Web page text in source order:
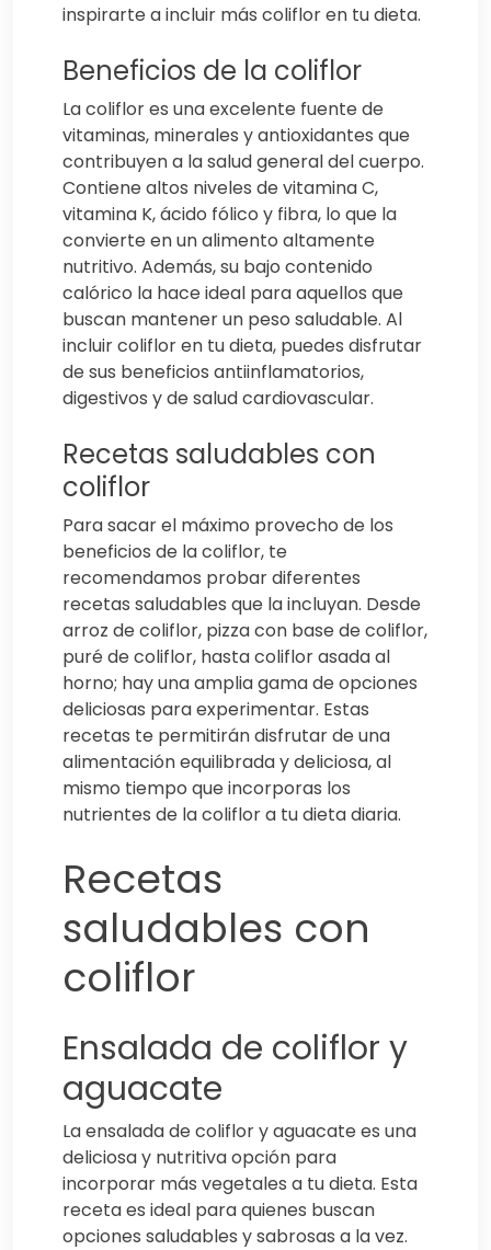
inspirarte a incluir más coliflor en tu dieta.
Beneficios de la coliflor
La coliflor es una excelente fuente de
vitaminas, minerales y antioxidantes que
contribuyen a la salud general del cuerpo.
Contiene altos niveles de vitamina C,
vitamina K, ácido fólico y fibra, lo que la
convierte en un alimento altamente
nutritivo. Además, su bajo contenido
calórico la hace ideal para aquellos que
buscan mantener un peso saludable. Al
incluir coliflor en tu dieta, puedes disfrutar
de sus beneficios antiinflamatorios,
digestivos y de salud cardiovascular.
Recetas saludables con
coliflor
Para sacar el máximo provecho de los
beneficios de la coliflor, te
recomendamos probar diferentes
recetas saludables que la incluyan. Desde
arroz de coliflor, pizza con base de coliflor,
puré de coliflor, hasta coliflor asada al
horno; hay una amplia gama de opciones
deliciosas para experimentar. Estas
recetas te permitirán disfrutar de una
alimentación equilibrada y deliciosa, al
mismo tiempo que incorporas los
nutrientes de la coliflor a tu dieta diaria.
Recetas
saludables con
coliflor
Ensalada de coliflor y
aguacate
La ensalada de coliflor y aguacate es una
deliciosa y nutritiva opción para
incorporar más vegetales a tu dieta. Esta
receta es ideal para quienes buscan
opciones saludables y sabrosas a la vez.